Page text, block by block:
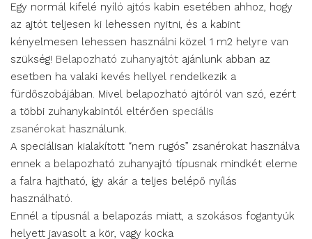
Egy normál kifelé nyíló ajtós kabin esetében ahhoz, hogy
az ajtót teljesen ki lehessen nyitni, és a kabint
kényelmesen lehessen használni közel 1 m2 helyre van
szükség! Belapozható zuhanyajtót ajánlunk abban az
esetben ha valaki kevés hellyel rendelkezik a
fürdőszobájában. Mivel belapozható ajtóról van szó, ezért
a többi zuhanykabintól eltérően speciális
zsanérokat használunk.
A speciálisan kialakított “nem rugós” zsanérokat használva
ennek a belapozható zuhanyajtó típusnak mindkét eleme
a falra hajtható, így akár a teljes belépő nyílás
használható.
Ennél a típusnál a belapozás miatt, a szokásos fogantyúk
helyett javasolt a kör, vagy kocka